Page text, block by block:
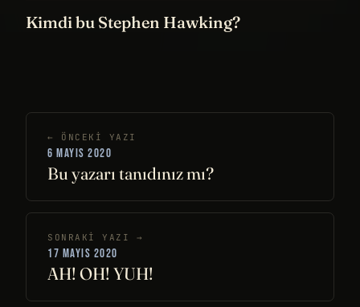
Kimdi bu Stephen Hawking?
← ÖNCEKI YAZI
6 MAYIS 2020
Bu yazarı tanıdınız mı?
SONRAKI YAZI →
17 MAYIS 2020
AH! OH! YUH!